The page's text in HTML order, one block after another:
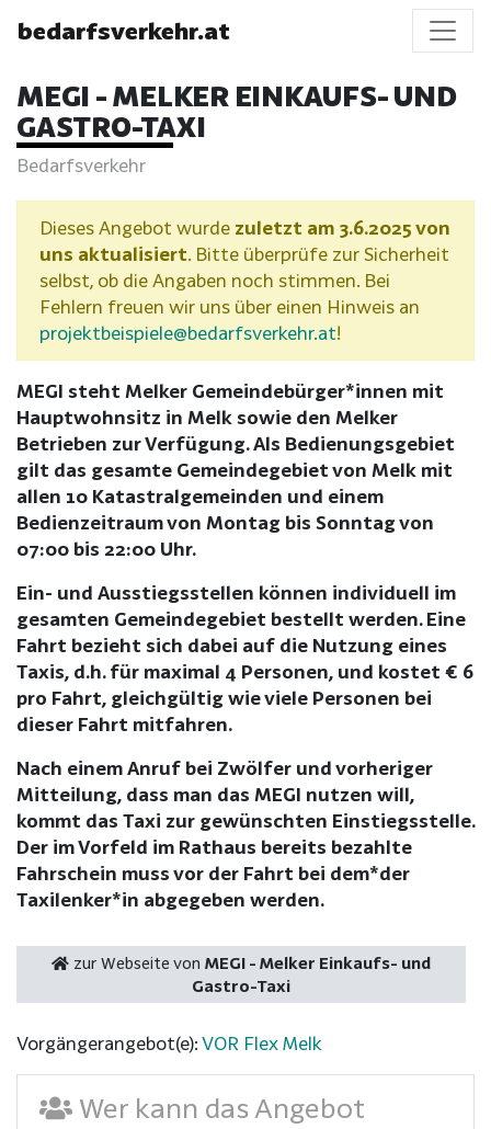
bedarfsverkehr.at
MEGI - MELKER EINKAUFS- UND
GASTRO-TAXI
Bedarfsverkehr
Dieses Angebot wurde zuletzt am 3.6.2025 von
uns aktualisiert. Bitte überprüfe zur Sicherheit
selbst, ob die Angaben noch stimmen. Bei
Fehlern freuen wir uns über einen Hinweis an
projektbeispiele@bedarfsverkehr.at!
MEGI steht Melker Gemeindebürger*innen mit
Hauptwohnsitz in Melk sowie den Melker
Betrieben zur Verfügung. Als Bedienungsgebiet
gilt das gesamte Gemeindegebiet von Melk mit
allen 10 Katastralgemeinden und einem
Bedienzeitraum von Montag bis Sonntag von
07:00 bis 22:00 Uhr.
Ein- und Ausstiegsstellen können individuell im
gesamten Gemeindegebiet bestellt werden. Eine
Fahrt bezieht sich dabei auf die Nutzung eines
Taxis, d.h. für maximal 4 Personen, und kostet € 6
pro Fahrt, gleichgültig wie viele Personen bei
dieser Fahrt mitfahren.
Nach einem Anruf bei Zwölfer und vorheriger
Mitteilung, dass man das MEGI nutzen will,
kommt das Taxi zur gewünschten Einstiegsstelle.
Der im Vorfeld im Rathaus bereits bezahlte
Fahrschein muss vor der Fahrt bei dem*der
Taxilenker*in abgegeben werden.
zur Webseite von MEGI - Melker Einkaufs- und
Gastro-Taxi
Vorgängerangebot(e): VOR Flex Melk
Wer kann das Angebot